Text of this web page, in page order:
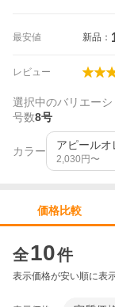
最安値 新品：
レビュー
選択中のバリエーシ
号数8号
カラー アピールオ
2,030 円〜
価格比較
全10件
表示価格が安い順に表